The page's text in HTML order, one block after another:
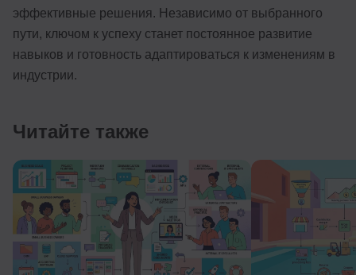
эффективные решения. Независимо от выбранного
пути, ключом к успеху станет постоянное развитие
навыков и готовность адаптироваться к изменениям в
индустрии.
Читайте также